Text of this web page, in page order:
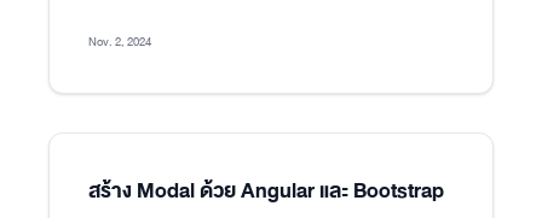
Nov. 2, 2024
สร้าง Modal ด้วย Angular และ Bootstrap